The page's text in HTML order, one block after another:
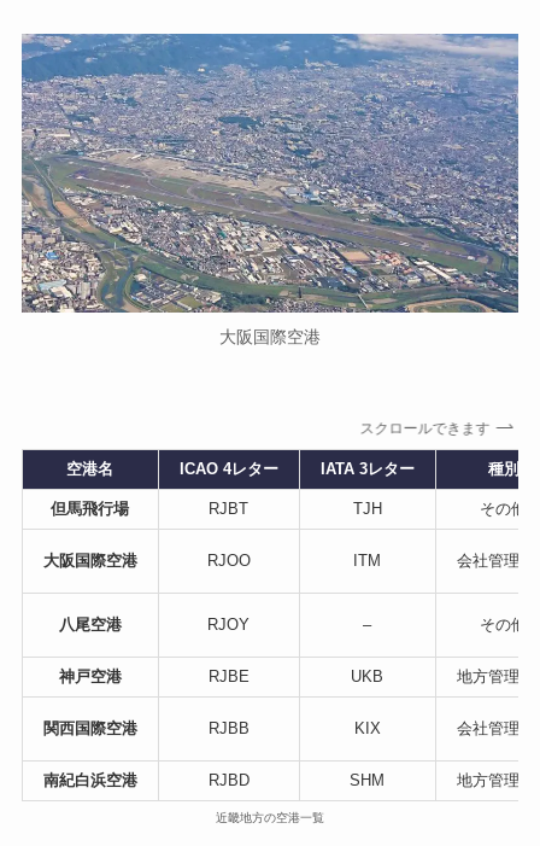
大阪国際空港
スクロールできます
空港名 ICAO 4レター IATA 3レター 種別
但馬飛行場 RJBT TJH その他
大阪国際空港 RJOO ITM 会社管理空
八尾空港 RJOY – その他
神戸空港 RJBE UKB 地方管理空
関西国際空港 RJBB KIX 会社管理空
南紀白浜空港 RJBD SHM 地方管理空
近畿地方の空港一覧